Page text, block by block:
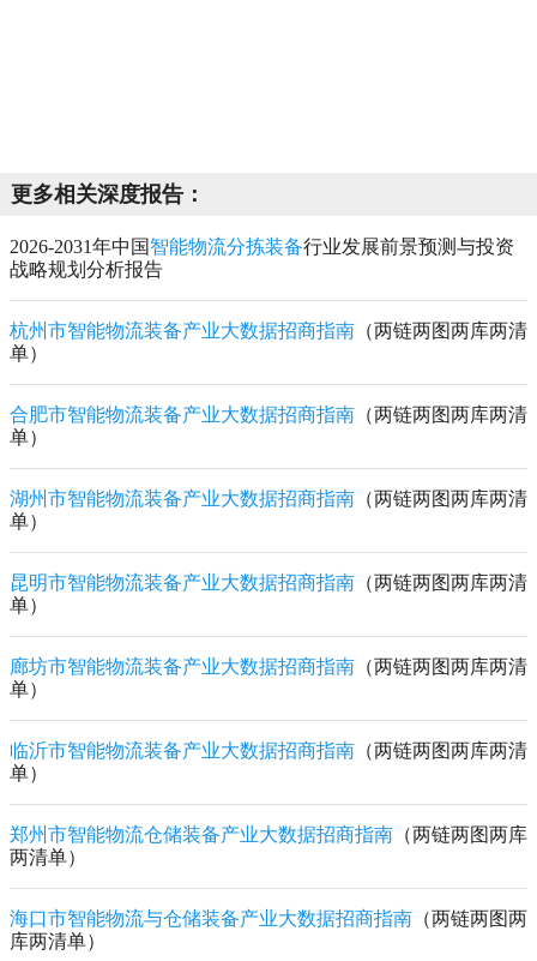
更多相关深度报告：
2026-2031年中国 智能物流分拣装备行业发展前景预测与投资
战略规划分析报告
杭州市智能物流装备产业大数据招商指南 （两链两图两库两清
单）
合肥市智能物流装备产业大数据招商指南 （两链两图两库两清
单）
湖州市智能物流装备产业大数据招商指南 （两链两图两库两清
单）
昆明市智能物流装备产业大数据招商指南 （两链两图两库两清
单）
廊坊市智能物流装备产业大数据招商指南 （两链两图两库两清
单）
临沂市智能物流装备产业大数据招商指南 （两链两图两库两清
单）
郑州市智能物流仓储装备产业大数据招商指南 （两链两图两库
两清单）
海口市智能物流与仓储装备产业大数据招商指南 （两链两图两
库两清单）